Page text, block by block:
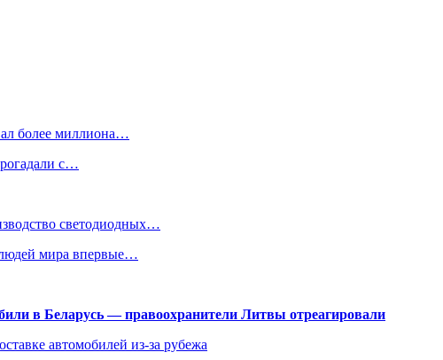
более миллиона…
с…
светодиодных…
мира впервые…
в Беларусь — правоохранители Литвы отреагировали
автомобилей из-за рубежа